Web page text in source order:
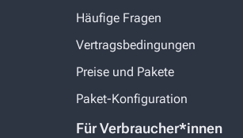
Häufige Fragen
Vertragsbedingungen
Preise und Pakete
Paket-Konfiguration
Für Verbraucher*innen